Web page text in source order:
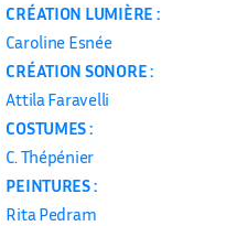
CRÉATION LUMIÈRE :
Caroline Esnée
CRÉATION SONORE :
Attila Faravelli
COSTUMES :
C. Thépénier
PEINTURES :
Rita Pedram